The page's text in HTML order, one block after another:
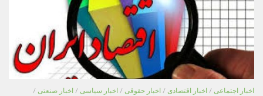
اخبار اجتماعی / اخبار اقتصادی / اخبار حقوقی / اخبار سیاسی / اخبار صنعتی /